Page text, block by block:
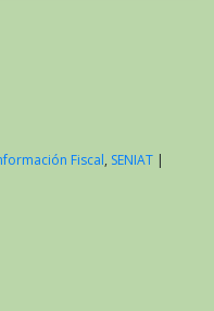
Fiscal, SENIAT |